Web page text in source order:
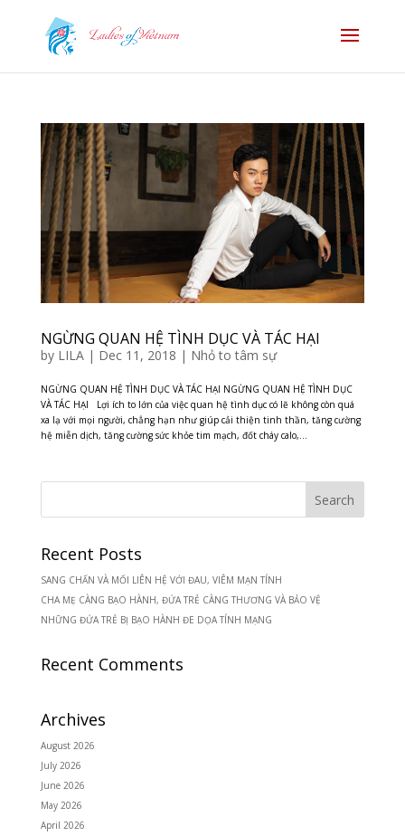
NGỪNG QUAN HỆ TÌNH DỤC VÀ TÁC HẠI
by LILA| Dec 11, 2018 | Nhỏ to tâm sự
NGỪNG QUAN HỆ TÌNH DỤC VÀ TÁC HẠI NGỪNG QUAN HỆ TÌNH DỤC
VÀ TÁC HẠI Lợi ích to lớn của việc quan hệ tình dục có lẽ không còn quá
xa lạ với mọi người, chẳng hạn như giúp cải thiện tinh thần, tăng cường
hệ miễn dịch, tăng cường sức khỏe tim mạch, đốt cháy calo,...
Recent Posts
SANG CHẤN VÀ MỐI LIÊN HỆ VỚI ĐAU, VIÊM MẠN TÍNH
CHA MẸ CÀNG BẠO HÀNH, ĐỨA TRẺ CÀNG THƯƠNG VÀ BẢO VỆ
NHỮNG ĐỨA TRẺ BỊ BẠO HÀNH ĐE DỌA TÍNH MẠNG
Recent Comments
Archives
August 2026
July 2026
June 2026
May 2026
April 2026